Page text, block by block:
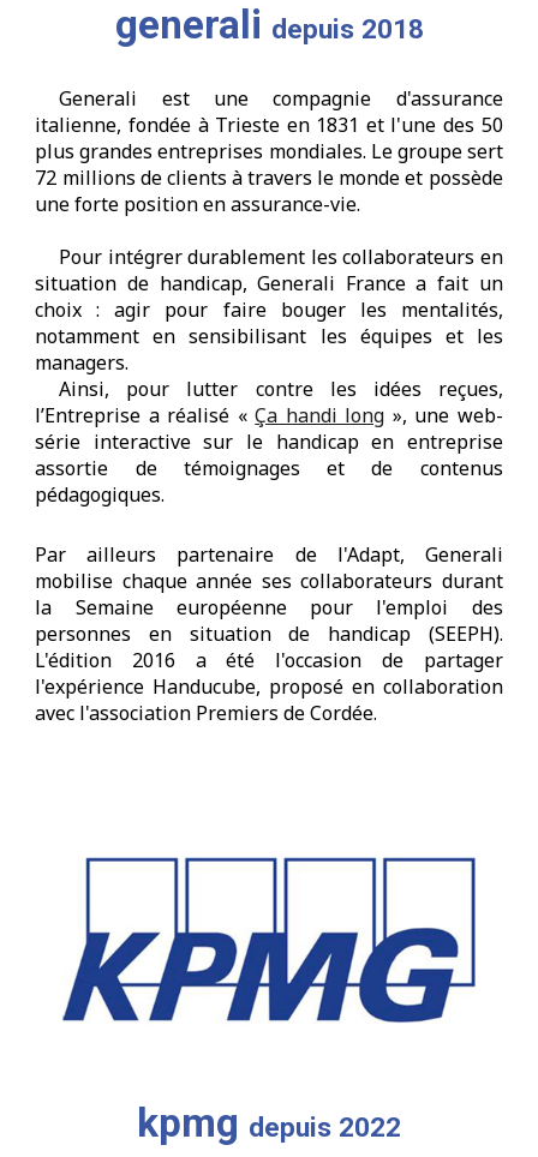
generali depuis 2018
Generali est une compagnie d'assurance
italienne, fondée à Trieste en 1831 et l'une des 50
plus grandes entreprises mondiales. Le groupe sert
72 millions de clients à travers le monde et possède
une forte position en assurance-vie.
Pour intégrer durablement les collaborateurs en
situation de handicap, Generali France a fait un
choix : agir pour faire bouger les mentalités,
notamment en sensibilisant les équipes et les
managers.
Ainsi, pour lutter contre les idées reçues,
l’Entreprise a réalisé «Ça handi long », une web-
série interactive sur le handicap en entreprise
assortie de témoignages et de contenus
pédagogiques.
Par ailleurs partenaire de l'Adapt, Generali
mobilise chaque année ses collaborateurs durant
la Semaine européenne pour l'emploi des
personnes en situation de handicap (SEEPH).
L'édition 2016 a été l'occasion de partager
l'expérience Handucube, proposé en collaboration
avec l'association Premiers de Cordée.
kpmg depuis 2022